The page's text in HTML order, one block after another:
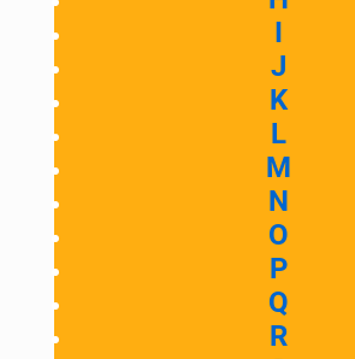
I
J
K
L
M
N
O
P
Q
R